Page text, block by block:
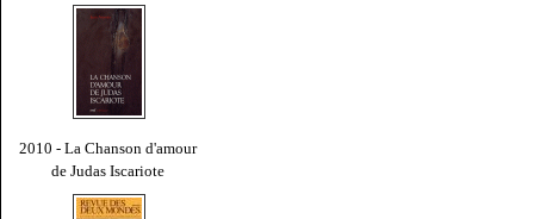
2010 - La Chanson d'amour
de Judas Iscariote